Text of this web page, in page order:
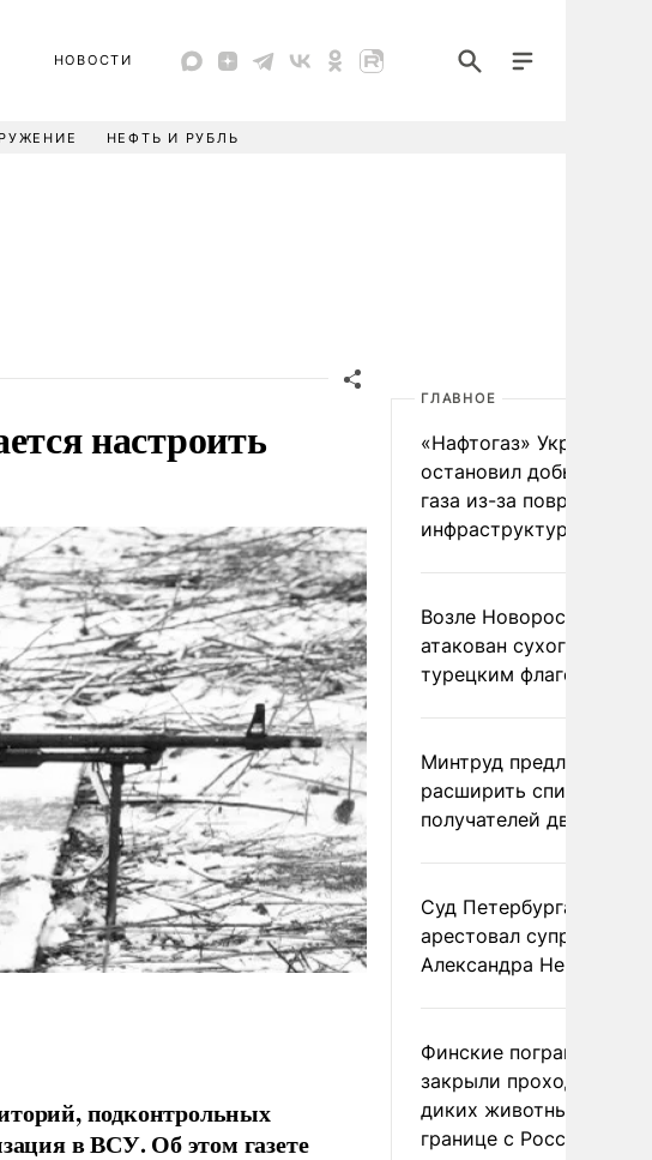
НОВОСТИ
НЕФТЬ И РУБЛЬ
настроить
подконтрольных
в ВСУ. Об этом газете
ГЛАВНОЕ
«Нафтогаз» Украины
остановил добычу
газа из-за повреждения
инфраструктуры
Возле Новороссийска
атакован сухогруз под
турецким флагом
Минтруд предложил
расширить список
получателей двух
Суд Петербурга заочно
арестовал супругу
Александра Невзорова
Финские пограничники
закрыли проходы для
диких животных на
границе с Россией